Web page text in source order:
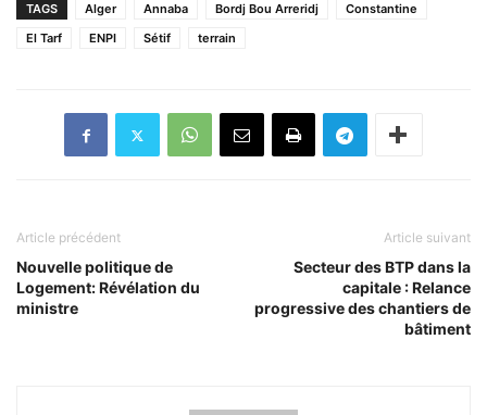
TAGS Alger Annaba Bordj Bou Arreridj
Constantine
El Tarf
ENPI Sétif terrain
Article précédent
Nouvelle politique de
Logement: Révélation du
ministre
Article suivant
Secteur des BTP dans la
capitale : Relance
progressive des chantiers de
bâtiment